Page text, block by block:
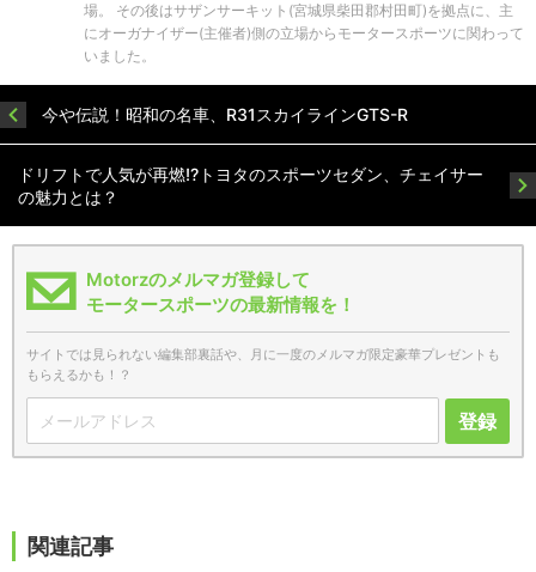
場。 その後はサザンサーキット(宮城県柴田郡村田町)を拠点に、主
にオーガナイザー(主催者)側の立場からモータースポーツに関わって
いました。
今や伝説！昭和の名車、R31スカイラインGTS-R
ドリフトで人気が再燃!?トヨタのスポーツセダン、チェイサー
の魅力とは？
Motorzのメルマガ登録して
モータースポーツの最新情報を！
サイトでは見られない編集部裏話や、月に一度のメルマガ限定豪華プレゼントも
もらえるかも！？
登録
関連記事